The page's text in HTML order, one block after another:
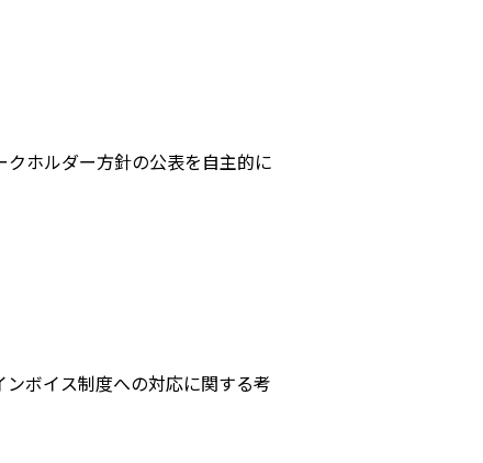
ホルダー方針の公表を自主的に
ボイス制度への対応に関する考